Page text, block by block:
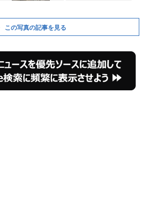
この写真の記事を見る